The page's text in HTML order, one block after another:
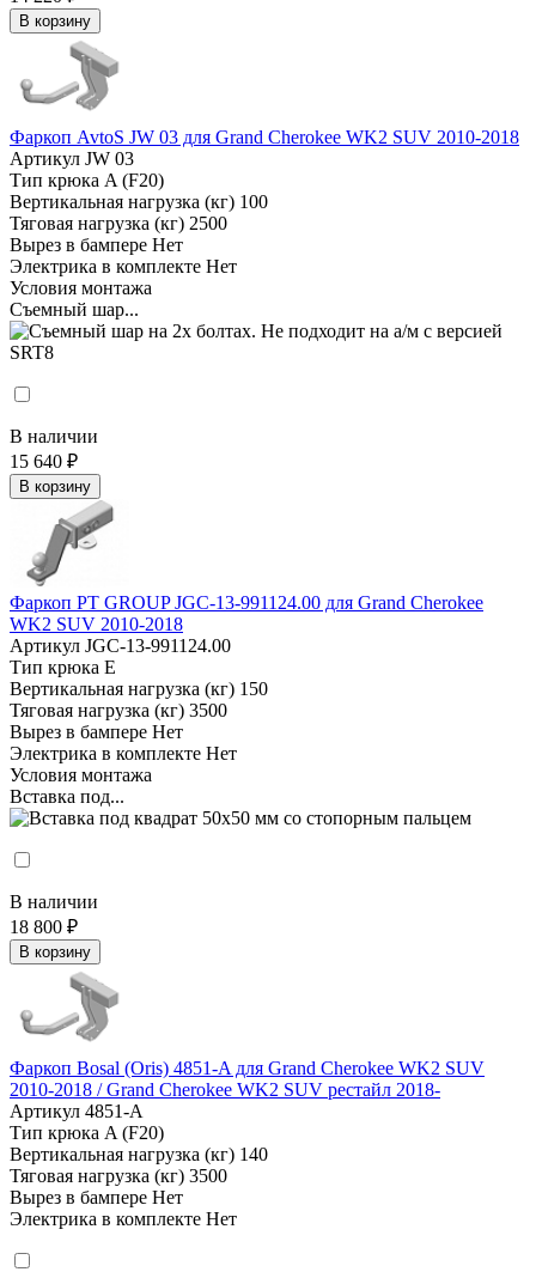
В корзину
Фаркоп AvtoS JW 03 для Grand Cherokee WK2 SUV 2010-2018
Артикул JW 03
Тип крюка A (F20)
Вертикальная нагрузка (кг) 100
Тяговая нагрузка (кг) 2500
Вырез в бампере Нет
Электрика в комплекте Нет
Условия монтажа
Съемный шар...
В наличии
15 640 ₽
В корзину
Фаркоп PT GROUP JGC-13-991124.00 для Grand Cherokee
WK2 SUV 2010-2018
Артикул JGC-13-991124.00
Тип крюка E
Вертикальная нагрузка (кг) 150
Тяговая нагрузка (кг) 3500
Вырез в бампере Нет
Электрика в комплекте Нет
Условия монтажа
Вставка под...
В наличии
18 800 ₽
В корзину
Фаркоп Bosal (Oris) 4851-A для Grand Cherokee WK2 SUV
2010-2018 / Grand Cherokee WK2 SUV рестайл 2018-
Артикул 4851-A
Тип крюка A (F20)
Вертикальная нагрузка (кг) 140
Тяговая нагрузка (кг) 3500
Вырез в бампере Нет
Электрика в комплекте Нет